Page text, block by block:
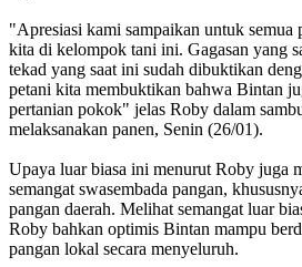
"Apresiasi kami sampaikan untuk semua
kita di kelompok tani ini. Gagasan yang
tekad yang saat ini sudah dibuktikan
petani kita membuktikan bahwa Bintan
pertanian pokok" jelas Roby dalam
melaksanakan panen, Senin (26/01).
Upaya luar biasa ini menurut Roby juga
semangat swasembada pangan,
pangan daerah. Melihat semangat luar
Roby bahkan optimis Bintan mampu
pangan lokal secara menyeluruh.